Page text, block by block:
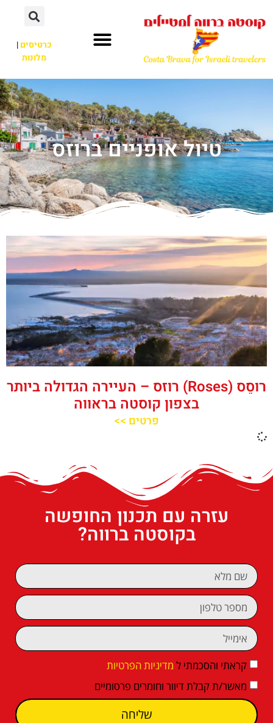
כרטיסים|
מלונות
טיול אופניים ברוזס
רוסֵס (Roses) רוזס – העיירה הגדולה ביותר
בצפון קוסטה בראווה
פרטים >>
עזרה עם תכנון החופשה
בקוסטה ברווה?
קראתי והסכמתי ל מדיניות הפרטיות
מאשר/ת קבלת דיוור וחומרים פרסומיים
שליחה